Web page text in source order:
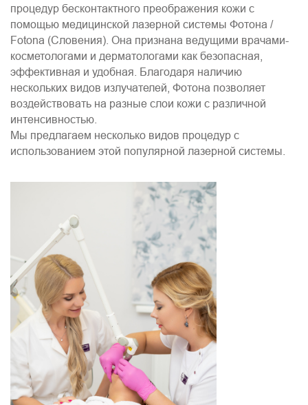
процедур бесконтактного преображения кожи с
помощью медицинской лазерной системы Фотона /
Fotona (Словения). Она признана ведущими врачами-
косметологами и дерматологами как безопасная,
эффективная и удобная. Благодаря наличию
нескольких видов излучателей, Фотона позволяет
воздействовать на разные слои кожи с различной
интенсивностью.
Мы предлагаем несколько видов процедур с
использованием этой популярной лазерной системы.